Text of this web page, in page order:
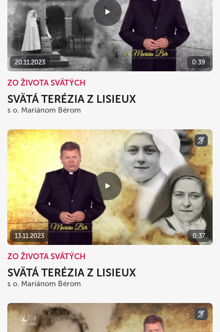
20.11.2023 0:39
ZO ŽIVOTA SVÄTÝCH
SVÄTÁ TERÉZIA Z LISIEUX
s o. Mariánom Bérom
13.11.2023 0:37
ZO ŽIVOTA SVÄTÝCH
SVÄTÁ TERÉZIA Z LISIEUX
s o. Mariánom Bérom